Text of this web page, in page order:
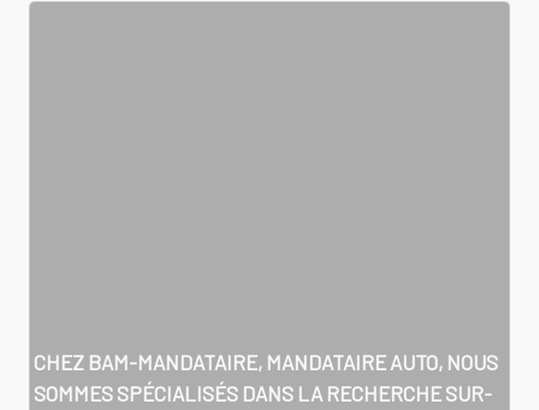
CHEZ BAM-MANDATAIRE, MANDATAIRE AUTO, NOUS
SOMMES SPÉCIALISÉS DANS LA RECHERCHE SUR-